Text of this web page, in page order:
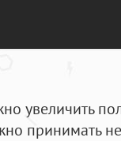
увеличить
принимать